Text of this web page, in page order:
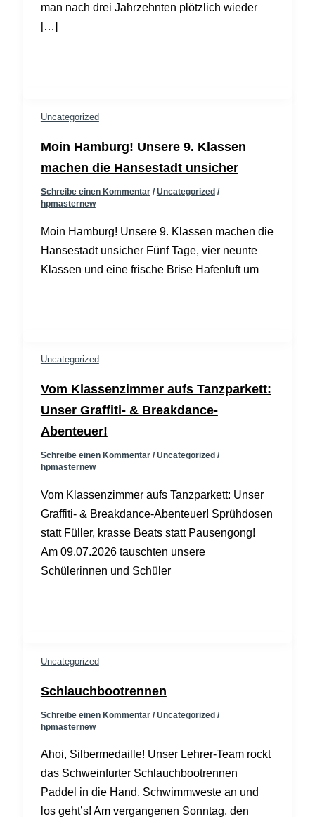
man nach drei Jahrzehnten plötzlich wieder
[…]
Uncategorized
Moin Hamburg! Unsere 9. Klassen
machen die Hansestadt unsicher
Schreibe einen Kommentar /Uncategorized /
hpmasternew
Moin Hamburg! Unsere 9. Klassen machen die
Hansestadt unsicher Fünf Tage, vier neunte
Klassen und eine frische Brise Hafenluft um
Uncategorized
Vom Klassenzimmer aufs Tanzparkett:
Unser Graffiti- & Breakdance-
Abenteuer!
Schreibe einen Kommentar /Uncategorized /
hpmasternew
Vom Klassenzimmer aufs Tanzparkett: Unser
Graffiti- & Breakdance-Abenteuer! Sprühdosen
statt Füller, krasse Beats statt Pausengong!
Am 09.07.2026 tauschten unsere
Schülerinnen und Schüler
Uncategorized
Schlauchbootrennen
Schreibe einen Kommentar /Uncategorized/
hpmasternew
Ahoi, Silbermedaille! Unser Lehrer-Team rockt
das Schweinfurter Schlauchbootrennen
Paddel in die Hand, Schwimmweste an und
los geht’s! Am vergangenen Sonntag, den